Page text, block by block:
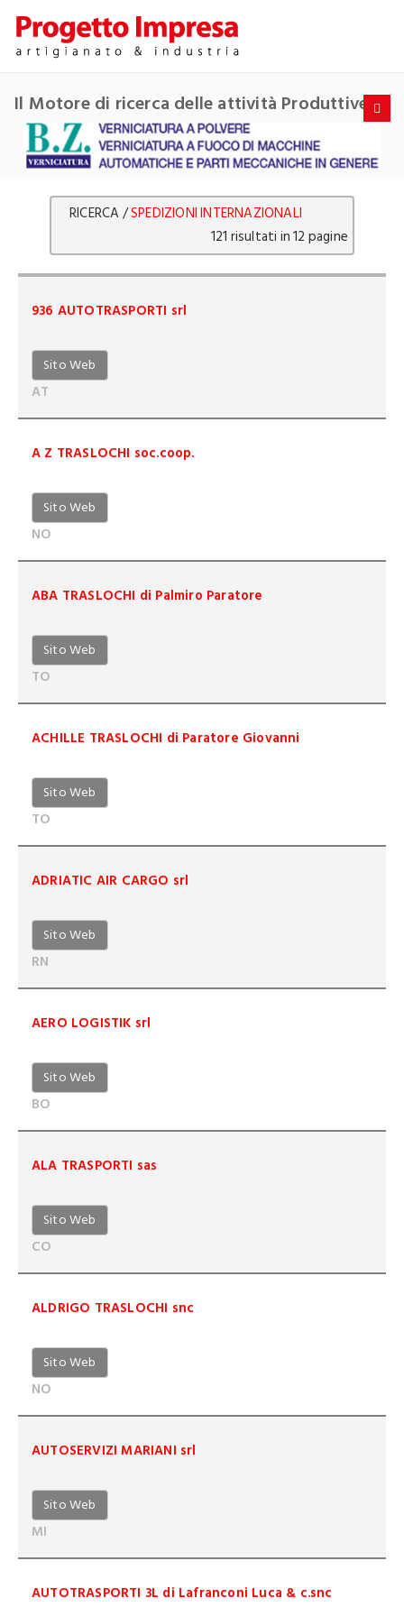
Il Motore di ricerca delle attività Produttive
RICERCA /SPEDIZIONI INTERNAZIONALI
121 risultati in 12 pagine
936 AUTOTRASPORTI srl
Sito Web
AT
A Z TRASLOCHI soc.coop.
Sito Web
NO
ABA TRASLOCHI di Palmiro Paratore
Sito Web
TO
ACHILLE TRASLOCHI di Paratore Giovanni
Sito Web
TO
ADRIATIC AIR CARGO srl
Sito Web
RN
AERO LOGISTIK srl
Sito Web
BO
ALA TRASPORTI sas
Sito Web
CO
ALDRIGO TRASLOCHI snc
Sito Web
NO
AUTOSERVIZI MARIANI srl
Sito Web
MI
AUTOTRASPORTI 3L di Lafranconi Luca & c.snc